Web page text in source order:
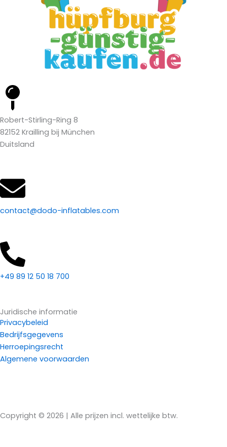
Robert-Stirling-Ring 8
82152 Krailling bij München
Duitsland
contact@dodo-inflatables.com
+49 89 12 50 18 700
Juridische informatie
Privacybeleid
Bedrijfsgegevens
Herroepingsrecht
Algemene voorwaarden
Copyright © 2026 | Alle prijzen incl. wettelijke btw.